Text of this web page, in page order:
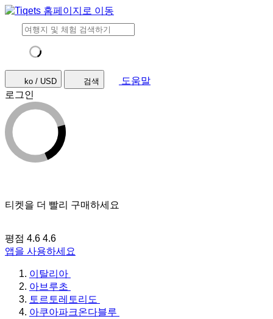
ko / USD 검색
도움말
로그인
티켓을 더 빨리 구매하세요
평점 4.6 4.6
앱을 사용하세요
이탈리아
아브루초
토르토레토리도
아쿠아파크온다블루